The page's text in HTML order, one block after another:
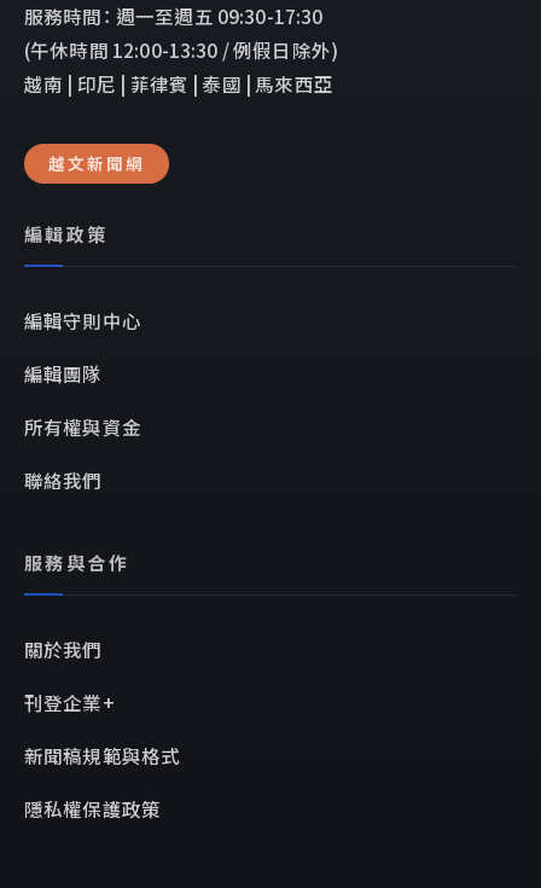
服務時間： 週一至週五 09:30-17:30
(午休時間 12:00-13:30 / 例假日除外)
越南 | 印尼 | 菲律賓 | 泰國 | 馬來西亞
越文新聞網
編輯政策
編輯守則中心
編輯團隊
所有權與資金
聯絡我們
服務與合作
關於我們
刊登企業+
新聞稿規範與格式
隱私權保護政策